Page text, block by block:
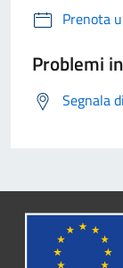
Prenota
Problemi
Segnala